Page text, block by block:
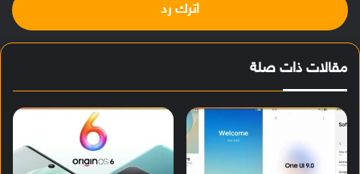
اترك رد
مقالات ذات صلة